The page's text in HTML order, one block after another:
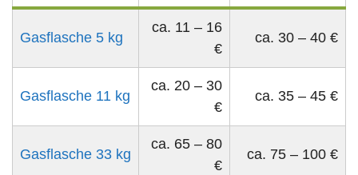
Gasflasche 5 kg
ca. 11 – 16
€
ca. 30 – 40 €
Gasflasche 11 kg
ca. 20 – 30
€
ca. 35 – 45 €
Gasflasche 33 kg
ca. 65 – 80
€
ca. 75 – 100 €